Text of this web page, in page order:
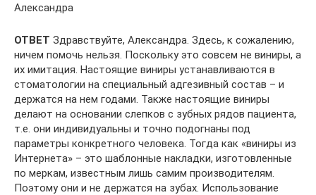
Александра
ОТВЕТ Здравствуйте, Александра. Здесь, к сожалению,
ничем помочь нельзя. Поскольку это совсем не виниры, а
их имитация. Настоящие виниры устанавливаются в
стоматологии на специальный адгезивный состав – и
держатся на нем годами. Также настоящие виниры
делают на основании слепков с зубных рядов пациента,
т.е. они индивидуальны и точно подогнаны под
параметры конкретного человека. Тогда как «виниры из
Интернета» – это шаблонные накладки, изготовленные
по меркам, известным лишь самим производителям.
Поэтому они и не держатся на зубах. Использование